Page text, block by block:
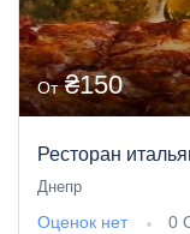
От₴150
Ресторан
Днепр
Оценок нет 0